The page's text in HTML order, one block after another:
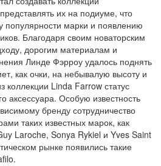
их на подиуме, что
популярности марки и появлению
Благодаря своим новаторским
дорогим материалам и
Линде Фэрроу удалось поднять
как очки, на небывалую высоту и
коллекции Linda Farrow статус
аксессуара. Особую известность
бренду сотрудничество
таких известных марок, как
Laroche, Sonya Rykiel и Yves Saint
рынке появились такие